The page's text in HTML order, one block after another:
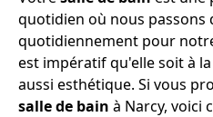
quotidien où nous passons
quotidiennement pour
est impératif qu'elle soit à
aussi esthétique. Si vous
salle de bain à Narcy, voici